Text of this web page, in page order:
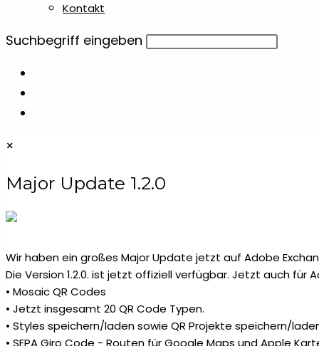
Kontakt
Diese
durchsuchen
Suchbegriff eingeben
×
Major Update 1.2.0
Wir haben ein großes Major Update jetzt auf Adobe
Die Version 1.2.0. ist jetzt offiziell verfügbar. Jetzt auch für
• Mosaic QR Codes
• Jetzt insgesamt 20 QR Code Typen.
• Styles speichern/laden sowie QR Projekte speichern/
• SEPA Giro Code - Routen für Google Maps und Apple